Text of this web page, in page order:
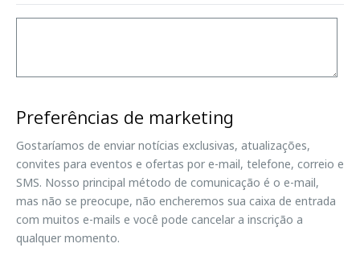
Preferências de marketing
Gostaríamos de enviar notícias exclusivas, atualizações,
convites para eventos e ofertas por e-mail, telefone, correio e
SMS. Nosso principal método de comunicação é o e-mail,
mas não se preocupe, não encheremos sua caixa de entrada
com muitos e-mails e você pode cancelar a inscrição a
qualquer momento.